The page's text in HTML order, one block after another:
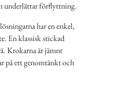
underlättar förflyttning.
har en enkel,
En klassisk stickad
Krokarna är jämnt
på ett genomtänkt och